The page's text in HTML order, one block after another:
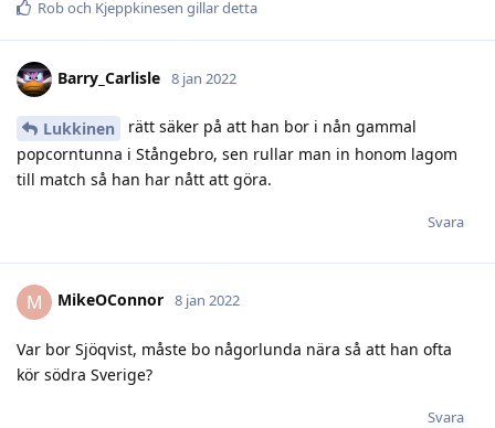
Roboch Kjeppkinesen gillar detta
Barry_Carlisle 8 jan 2022
Lukkinen
rätt säker på att han bor i nån gammal
popcorntunna i Stångebro, sen rullar man in honom lagom
till match så han har nått att göra.
Svara
M MikeOConnor 8 jan 2022
Var bor Sjöqvist, måste bo någorlunda nära så att han ofta
kör södra Sverige?
Svara